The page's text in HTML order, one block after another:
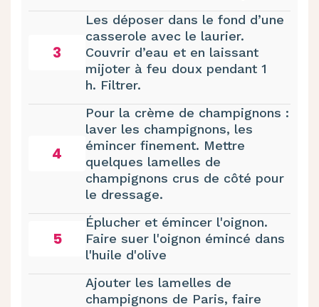
3
Les déposer dans le fond d’une
casserole avec le laurier.
Couvrir d’eau et en laissant
mijoter à feu doux pendant 1
h. Filtrer.
4
Pour la crème de champignons :
laver les champignons, les
émincer finement. Mettre
quelques lamelles de
champignons crus de côté pour
le dressage.
5
Éplucher et émincer l'oignon.
Faire suer l'oignon émincé dans
l'huile d'olive
Ajouter les lamelles de
champignons de Paris, faire